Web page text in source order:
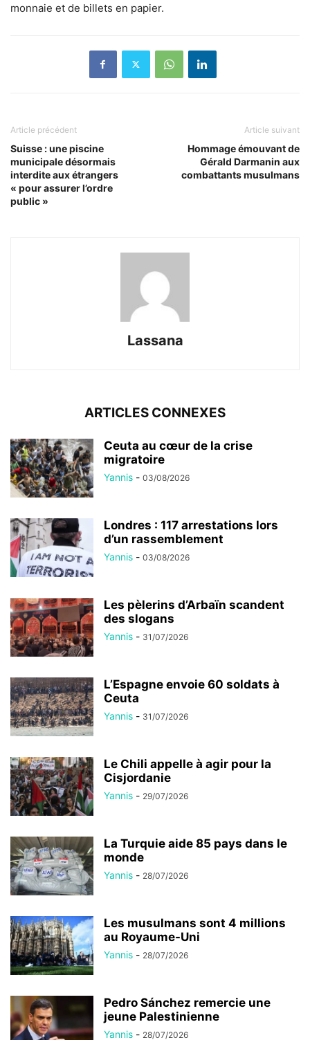
monnaie et de billets en papier.
Article précédent
Suisse : une piscine
municipale désormais
interdite aux étrangers
« pour assurer l’ordre
public »
Article suivant
Hommage émouvant de
Gérald Darmanin aux
combattants musulmans
Lassana
ARTICLES CONNEXES
Ceuta au cœur de la crise
migratoire
Yannis - 03/08/2026
Londres : 117 arrestations lors
d’un rassemblement
Yannis - 03/08/2026
Les pèlerins d’Arbaïn scandent
des slogans
Yannis - 31/07/2026
L’Espagne envoie 60 soldats à
Ceuta
Yannis - 31/07/2026
Le Chili appelle à agir pour la
Cisjordanie
Yannis - 29/07/2026
La Turquie aide 85 pays dans le
monde
Yannis - 28/07/2026
Les musulmans sont 4 millions
au Royaume-Uni
Yannis - 28/07/2026
Pedro Sánchez remercie une
jeune Palestinienne
Yannis - 28/07/2026